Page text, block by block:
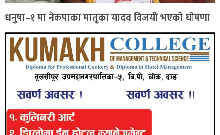
धनुषा–१ मा नेकपाका मातृका यादव विजयी भएको घोषणा